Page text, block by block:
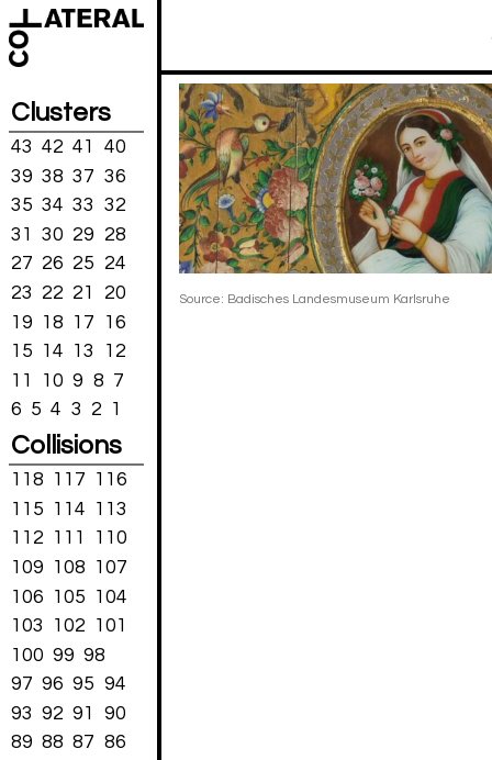
Clusters
43 42 41
40
39 38 37 36
35 34 33
32
31
30 29
28
27 26 25
24
23
22 21
20
19
18 17
16
15
14 13
12
11
10 9 8 7
6 5 4 3 2 1
Collisions
118 117
116
115
114
113
112
111
110
109
108
107
106
105
104
103
102
101
100 99 98
97 96 95 94
93 92 91
90
89 88 87 86
Source: Badisches Landesmuseum Karlsruhe